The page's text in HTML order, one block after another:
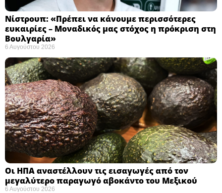
Νίστρουπ: «Πρέπει να κάνουμε περισσότερες
ευκαιρίες – Μοναδικός μας στόχος η πρόκριση στη
Βουλγαρία» ​
6 Αυγούστου 2026
Οι ΗΠΑ αναστέλλουν τις εισαγωγές από τον
μεγαλύτερο παραγωγό αβοκάντο του Μεξικού ​
6 Αυγούστου 2026